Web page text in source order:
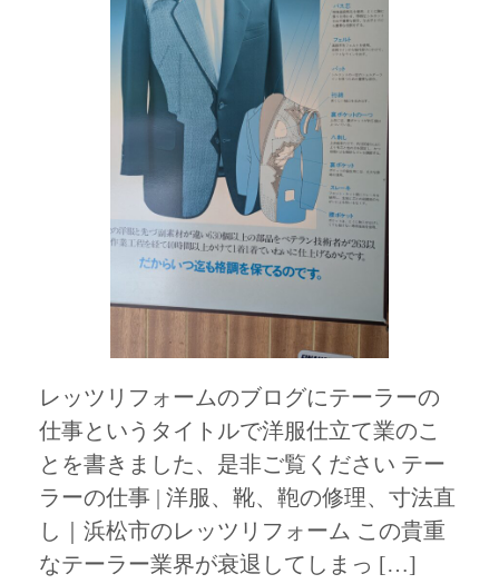
レッツリフォームのブログにテーラーの
仕事というタイトルで洋服仕立て業のこ
とを書きました、是非ご覧ください テー
ラーの仕事 | 洋服、靴、鞄の修理、寸法直
し｜浜松市のレッツリフォーム この貴重
なテーラー業界が衰退してしまっ […]